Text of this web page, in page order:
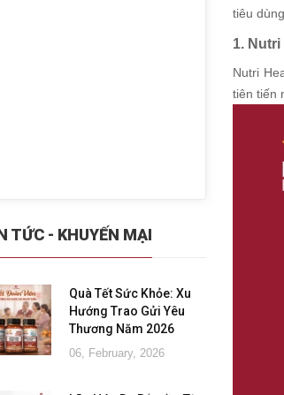
tiêu dùng.
1.
Nutri
tiên tiến
TỨC - KHUYẾN MẠI
Quà Tết Sức Khỏe: Xu
Hướng Trao Gửi Yêu
Thương Năm 2026
06, February, 2026